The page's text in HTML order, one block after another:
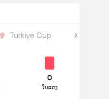
Turkiye Cup
0
ໃບແດງ